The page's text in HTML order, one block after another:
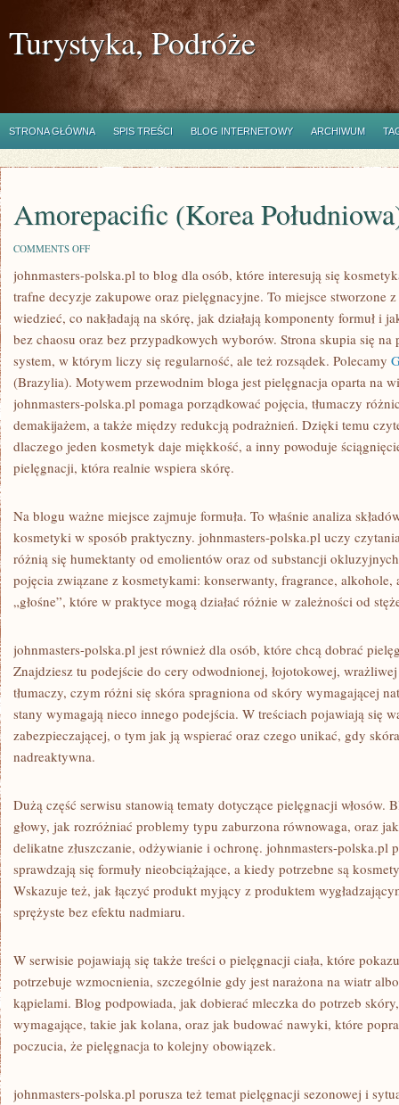
Turystyka, Podróże
STRONA GŁÓWNA SPIS TREŚCI BLOG INTERNETOWY ARCHIWUM
Amorepacific (Korea
COMMENTS OFFON
(KOREA
johnmasters-polska.pl to blog dla osób, które interesują się
trafne decyzje zakupowe oraz pielęgnacyjne. To miejsce stworzone
wiedzieć, co nakładają na skórę, jak działają komponenty formuł i
bez chaosu oraz bez przypadkowych wyborów. Strona skupia się
system, w którym liczy się regularność, ale też rozsądek. Polecamy
(Brazylia). Motywem przewodnim bloga jest pielęgnacja oparta na
johnmasters-polska.pl pomaga porządkować pojęcia, tłumaczy
demakijażem, a także między redukcją podrażnień. Dzięki temu
dlaczego jeden kosmetyk daje miękkość, a inny powoduje
pielęgnacji, która realnie wspiera skórę.
Na blogu ważne miejsce zajmuje formuła. To właśnie analiza
kosmetyki w sposób praktyczny. johnmasters-polska.pl uczy
różnią się humektanty od emolientów oraz od substancji
pojęcia związane z kosmetykami: konserwanty, fragrance, alkohole,
„głośne”, które w praktyce mogą działać różnie w zależności od
johnmasters-polska.pl jest również dla osób, które chcą dobrać
Znajdziesz tu podejście do cery odwodnionej, łojotokowej,
tłumaczy, czym różni się skóra spragniona od skóry wymagającej
stany wymagają nieco innego podejścia. W treściach pojawiają się
zabezpieczającej, o tym jak ją wspierać oraz czego unikać, gdy
nadreaktywna.
Dużą część serwisu stanowią tematy dotyczące pielęgnacji włosów.
głowy, jak rozróżniać problemy typu zaburzona równowaga, oraz
delikatne złuszczanie, odżywianie i ochronę. johnmasters-polska.pl
sprawdzają się formuły nieobciążające, a kiedy potrzebne są
Wskazuje też, jak łączyć produkt myjący z produktem
sprężyste bez efektu nadmiaru.
W serwisie pojawiają się także treści o pielęgnacji ciała, które
potrzebuje wzmocnienia, szczególnie gdy jest narażona na wiatr
kąpielami. Blog podpowiada, jak dobierać mleczka do potrzeb
wymagające, takie jak kolana, oraz jak budować nawyki, które
poczucia, że pielęgnacja to kolejny obowiązek.
johnmasters-polska.pl porusza też temat pielęgnacji sezonowej i